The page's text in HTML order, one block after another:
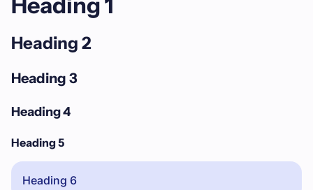
Heading 2
Heading 3
Heading 4
Heading 5
Heading 6